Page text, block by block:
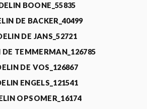
BOONE_55835
DE BACKER_40499
DE JANS_52721
DE TEMMERMAN_126785
DE VOS_126867
ENGELS_121541
OPSOMER_16174